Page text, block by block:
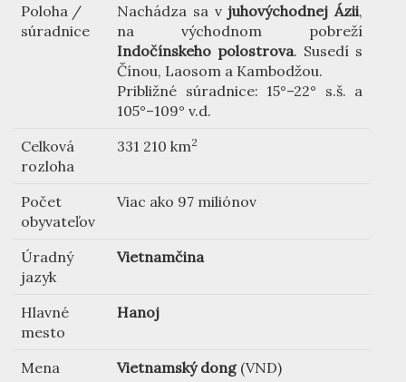
Poloha /
súradnice
Nachádza sa v juhovýchodnej Ázii,
na východnom pobreží
Indočínskeho polostrova. Susedí s
Čínou, Laosom a Kambodžou.
Približné súradnice: 15°–22° s.š. a
105°–109° v.d.
Celková
rozloha
331 210 km2
Počet
obyvateľov
Viac ako 97 miliónov
Úradný
jazyk
Vietnamčina
Hlavné
mesto
Hanoj
Mena Vietnamský dong(VND)